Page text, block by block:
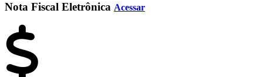
Nota Fiscal Eletrônica Acessar